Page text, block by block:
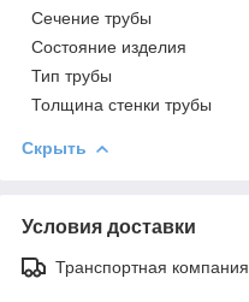
Сечение трубы
Состояние изделия
Тип трубы
Толщина стенки трубы
Скрыть
Условия доставки
Транспортная компания